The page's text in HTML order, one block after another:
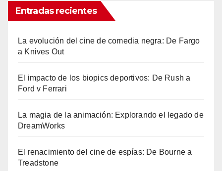
Entradas recientes
La evolución del cine de comedia negra: De Fargo
a Knives Out
El impacto de los biopics deportivos: De Rush a
Ford v Ferrari
La magia de la animación: Explorando el legado de
DreamWorks
El renacimiento del cine de espías: De Bourne a
Treadstone